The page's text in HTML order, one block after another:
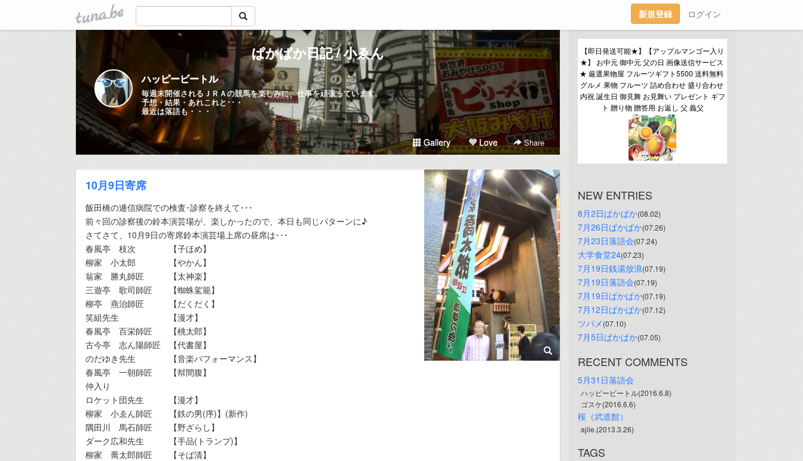
tuna.be 新規登録 ログイン
ぱかぱか日記 / 小ゑん
ハッピービートル
毎週末開催されるＪＲＡの競馬を楽しみに、仕事を頑張っています。
予想・結果・あれこれと･･・
最近は落語も・・・
Gallery Love Share
10月9日寄席
飯田橋の逓信病院での検査･診察を終えて･･･
前々回の診察後の鈴本演芸場が、楽しかったので、本日も同じパターンに♪
さてさて、10月9日の寄席鈴本演芸場上席の昼席は･･･
春風亭 枝次 【子ほめ】
柳家 小太郎 【やかん】
翁家 勝丸師匠 【太神楽】
三遊亭 歌司師匠 【蜘蛛駕籠】
柳亭 燕治師匠 【だくだく】
笑組先生 【漫才】
春風亭 百栄師匠 【桃太郎】
古今亭 志ん陽師匠 【代書屋】
のだゆき先生 【音楽パフォーマンス】
春風亭 一朝師匠 【幇間腹】
仲入り
ロケット団先生 【漫才】
柳家 小ゑん師匠 【鉄の男(序)】(新作)
隅田川 馬石師匠 【野ざらし】
ダーク広和先生 【手品(トランプ)】
柳家 喬太郎師匠 【そば清】
【即日発送可能★】【アップルマンゴー入り
★】 お中元 御中元 父の日 画像送信サービス
★ 厳選果物屋 フルーツギフト5500 送料無料
グルメ 果物 フルーツ 詰め合わせ 盛り合わせ
内祝 誕生日 御見舞 お見舞い プレゼント ギフ
ト 贈り物 贈答用 お返し 父 義父
NEW ENTRIES
8月2日ぱかぱか(08.02)
7月26日ぱかぱか(07.26)
7月23日落語会(07.24)
大学食堂24(07.23)
7月19日銭湯放浪(07.19)
7月19日落語会(07.19)
7月19日ぱかぱか(07.19)
7月12日ぱかぱか(07.12)
ツバメ (07.10)
7月5日ぱかぱか(07.05)
RECENT COMMENTS
5月31日落語会
ハッピービートル(2016.6.8)
ゴスケ(2016.6.6)
桜（武道館）
ajile.(2013.3.26)
TAGS